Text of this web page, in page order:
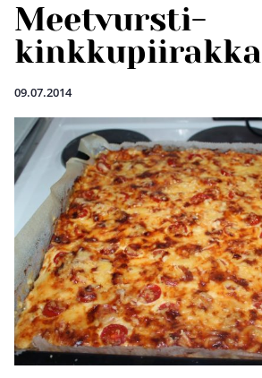
Meetvursti-
kinkkupiirakka
09.07.2014